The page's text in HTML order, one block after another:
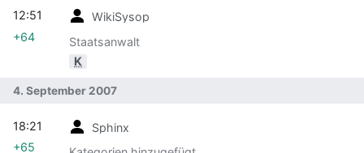
WikiSysop
Staatsanwalt
K
12:51
+64
4. September 2007
Sphinx
18:21
+65